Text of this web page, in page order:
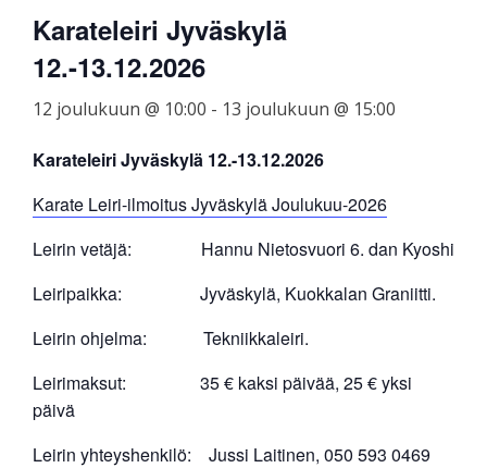
Karateleiri Jyväskylä
12.-13.12.2026
12 joulukuun @ 10:00 - 13 joulukuun @ 15:00
Karateleiri Jyväskylä 12.-13.12.2026
Karate Leiri-ilmoitus Jyväskylä Joulukuu-2026
Leirin vetäjä: Hannu Nietosvuori 6. dan Kyoshi
Leiripaikka: Jyväskylä, Kuokkalan Graniitti.
Leirin ohjelma: Tekniikkaleiri.
Leirimaksut: 35 € kaksi päivää, 25 € yksi
päivä
Leirin yhteyshenkilö: Jussi Laitinen, 050 593 0469